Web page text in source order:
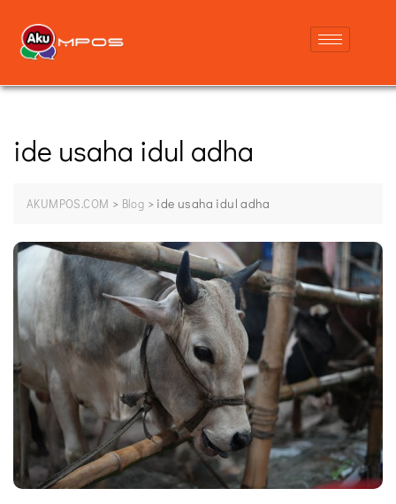
ide usaha idul adha
AKUMPOS.COM > Blog > ide usaha idul adha